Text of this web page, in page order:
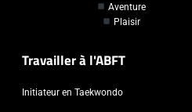
Aventure
Plaisir
Travailler à l'ABFT
Initiateur en Taekwondo